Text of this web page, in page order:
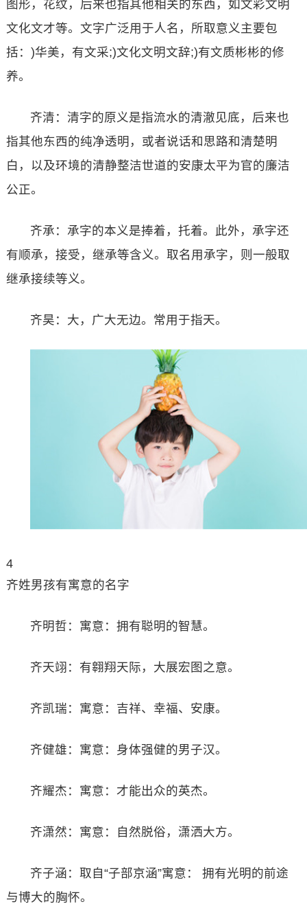
图形，花纹，后来也指其他相关的东西，如文彩文明
文化文才等。文字广泛用于人名，所取意义主要包
括：)华美，有文采;)文化文明文辞;)有文质彬彬的修
养。
齐清：清字的原义是指流水的清澈见底，后来也
指其他东西的纯净透明，或者说话和思路和清楚明
白，以及环境的清静整洁世道的安康太平为官的廉洁
公正。
齐承：承字的本义是捧着，托着。此外，承字还
有顺承，接受，继承等含义。取名用承字，则一般取
继承接续等义。
齐昊：大，广大无边。常用于指天。
4
齐姓男孩有寓意的名字
齐明哲：寓意：拥有聪明的智慧。
齐天翊：有翱翔天际，大展宏图之意。
齐凯瑞：寓意：吉祥、幸福、安康。
齐健雄：寓意：身体强健的男子汉。
齐耀杰：寓意：才能出众的英杰。
齐潇然：寓意：自然脱俗，潇洒大方。
齐子涵：取自“子部京涵”寓意： 拥有光明的前途
与博大的胸怀。